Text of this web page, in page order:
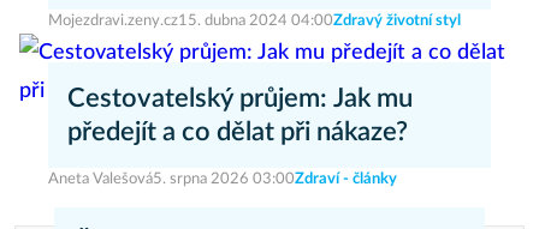
Mojezdravi.zeny.cz15. dubna 2024 04:00Zdravý životní styl
Cestovatelský průjem: Jak mu
předejít a co dělat při nákaze?
Aneta Valešová5. srpna 2026 03:00Zdraví - články